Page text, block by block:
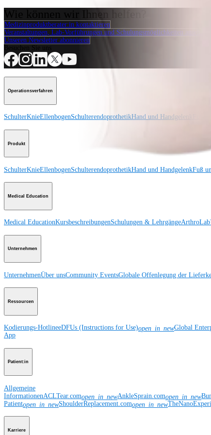
Wie können wir Ihnen helfen?
Medizinproduktberater:in kontaktieren
Veranstaltungen, Lab-Vorführungen und Schulungsmöglichkeiten ansehen
Unseren Newsletter abonnieren
Operationsverfahren
SchulterKnieEllenbogenSchulterendoprothetikHand und Handgelenk
Produkt
SchulterKnieEllenbogenSchulterendoprothetikHand und HandgelenkFuß
Medical Education
Medical EducationKursbeschreibungenSchulungen & Lehrgänge
Unternehmen
UnternehmenÜber unsCommunity EventsGlobale Offenlegung der
Ressourcen
Kodierungs-HotlineeDFUs (Instructions for Use)open_in_newGlobal
App
Patient:in
Allgemeine
InformationenACLTear.comopen_in_newAnkleSprain.comopen_in_new
Patientopen_in_newShoulderReplacement.comopen_in_new
Karriere